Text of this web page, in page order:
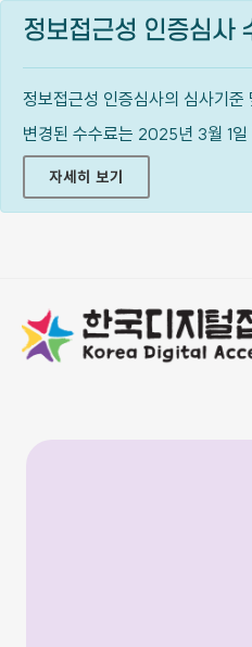
정보접근성 인증심사
정보접근성 인증심사의 심사기
변경된 수수료는 2025년 3월 1
자세히 보기